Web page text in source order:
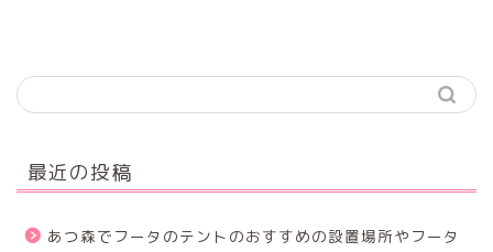
最近の投稿
あつ森でフータのテントのおすすめの設置場所やフータ